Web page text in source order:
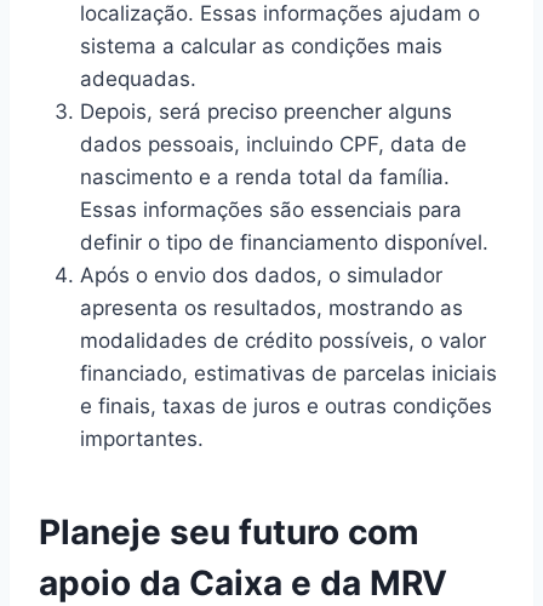
localização. Essas informações ajudam o
sistema a calcular as condições mais
adequadas.
Depois, será preciso preencher alguns
dados pessoais, incluindo CPF, data de
nascimento e a renda total da família.
Essas informações são essenciais para
definir o tipo de financiamento disponível.
Após o envio dos dados, o simulador
apresenta os resultados, mostrando as
modalidades de crédito possíveis, o valor
financiado, estimativas de parcelas iniciais
e finais, taxas de juros e outras condições
importantes.
Planeje seu futuro com
apoio da Caixa e da MRV